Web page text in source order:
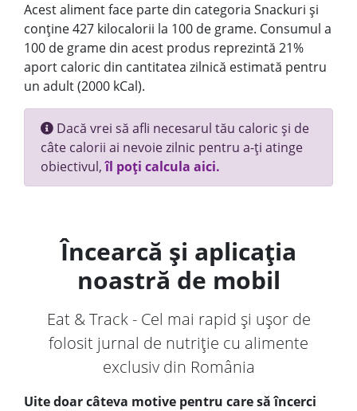
Acest aliment face parte din categoria Snackuri și
conține 427 kilocalorii la 100 de grame. Consumul a
100 de grame din acest produs reprezintă 21%
aport caloric din cantitatea zilnică estimată pentru
un adult (2000 kCal).
Dacă vrei să afli necesarul tău caloric și de
câte calorii ai nevoie zilnic pentru a-ți atinge
obiectivul,îl poți calcula aici.
Încearcă și aplicația
noastră de mobil
Eat & Track - Cel mai rapid și ușor de
folosit jurnal de nutriție cu alimente
exclusiv din România
Uite doar câteva motive pentru care să încerci